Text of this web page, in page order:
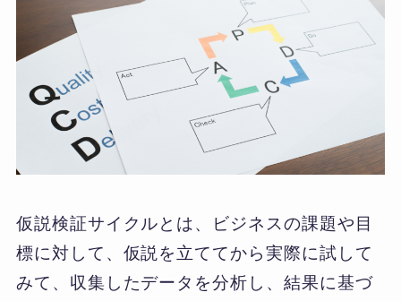
仮説検証サイクルとは、ビジネスの課題や目
標に対して、仮説を立ててから実際に試して
みて、収集したデータを分析し、結果に基づ